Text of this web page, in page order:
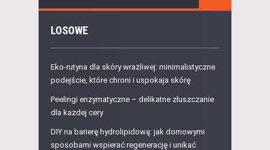
LOSOWE
Eko-rutyna dla skóry wrażliwej: minimalistyczne
podejście, które chroni i uspokaja skórę
Peelingi enzymatyczne – delikatne złuszczanie
dla każdej cery
DIY na barierę hydrolipidową: jak domowymi
sposobami wspierać regenerację i unikać